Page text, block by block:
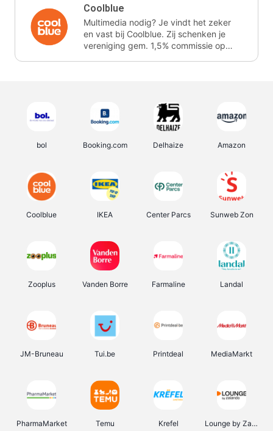
Coolblue
Multimedia nodig? Je vindt het zeker
en vast bij Coolblue. Zij schenken je
vereniging gem. 1,5% commissie op
bol Booking.com Delhaize Amazon
Coolblue IKEA Center Parcs Sunweb Zon
Zooplus Vanden Borre Farmaline Landal
JM-Bruneau Tui.be Printdeal MediaMarkt
PharmaMarket Temu Krefel Lounge by Zalando